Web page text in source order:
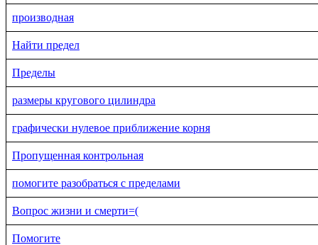
производная
Найти предел
Пределы
размеры кругового цилиндра
графически нулевое приближение корня
Пропущенная контрольная
помогите разобраться с пределами
Вопрос жизни и смерти=(
Помогите